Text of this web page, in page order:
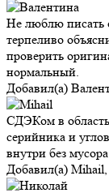
Не люблю писать
терпеливо
проверить
нормальный.
Добавил(а)
СДЭКом в
серийника и
внутри без мусора
Добавил(а) Mihail,